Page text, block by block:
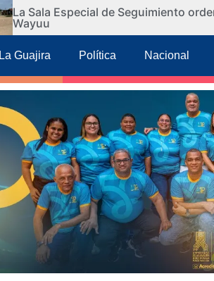
La Sala Especial de Seguimiento
Wayuu
La Guajira Política Nacional